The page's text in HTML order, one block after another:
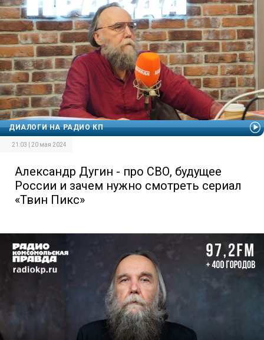
ДИАЛОГИ НА РАДИО КП
21:03 | 20 мая 2024
Александр Дугин - про СВО, будущее
России и зачем нужно смотреть сериал
«Твин Пикс»